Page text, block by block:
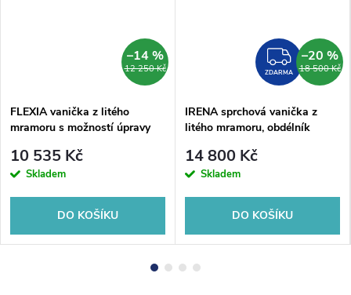
12 250 Kč
–14 %
FLEXIA vanička z litého
mramoru s možností úpravy
10 535 Kč
Skladem
DO KOŠÍKU
ZDARMA 18 500 Kč
–20 %
IRENA sprchová vanička z
litého mramoru, obdélník
14 800 Kč
Skladem
DO KOŠÍKU